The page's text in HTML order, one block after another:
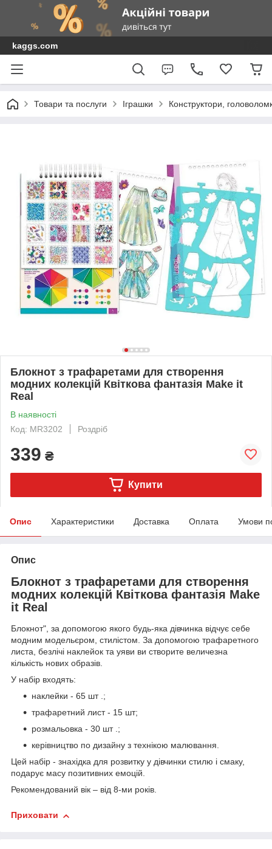
kaggs.com
Товари та послуги Іграшки Конструктори,
Блокнот з трафаретами для створення
модних колекцій Квіткова фантазія Make it
Real
В наявності
Код: MR3202
Роздріб
339 ₴
Купити
Опис Характеристики Доставка Оплата Умови
Опис
Блокнот з трафаретами для створення
модних колекцій Квіткова фантазія Make
it Real
Блокнот", за допомогою якого будь-яка дівчинка відчує себе
модним модельєром, стилістом. За допомогою трафаретного
листа, безлічі наклейок та уяви ви створите величезна
кількість нових образів.
У набір входять:
наклейки - 65 шт .;
трафаретний лист - 15 шт;
розмальовка - 30 шт .;
керівництво по дизайну з технікою малювання.
Цей набір - знахідка для розвитку у дівчинки стилю і смаку,
подарує масу позитивних емоцій.
Рекомендований вік – від 8-ми років.
Приховати